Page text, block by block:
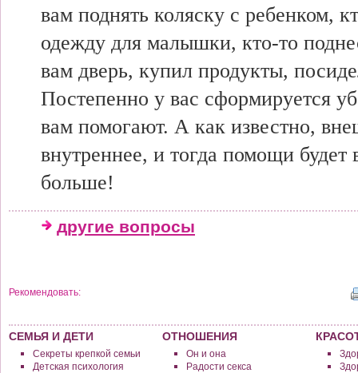
вам поднять коляску с ребенком,
одежду для малышки, кто-то
вам дверь, купил продукты,
Постепенно у вас сформируется
вам помогают. А как известно,
внутреннее, и тогда помощи будет
больше!
другие вопросы
Рекомендовать:
СЕМЬЯ И ДЕТИ
Секреты крепкой семьи
Детская психология
ОТНОШЕНИЯ
Он и она
Радости секса